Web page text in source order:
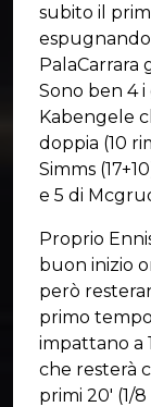
subito il
PalaCarrara
Sono ben 4
Kabengele
doppia (10
Simms
e 5 di
Proprio
buon inizio
però
primo
impattano a
che resterà
primi 20' (1/